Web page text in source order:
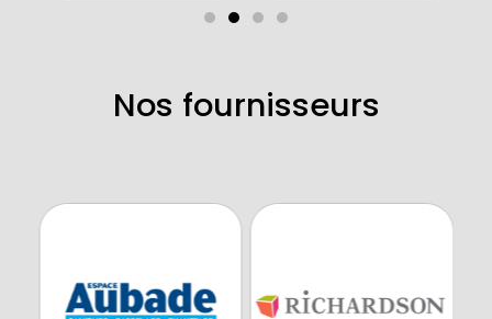
Nos fournisseurs